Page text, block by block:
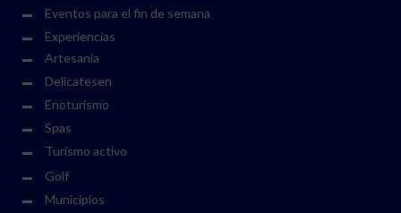
Eventos para el fin de semana
Experiencias
Artesanía
Delicatesen
Enoturismo
Spas
Turismo activo
Golf
Municipios